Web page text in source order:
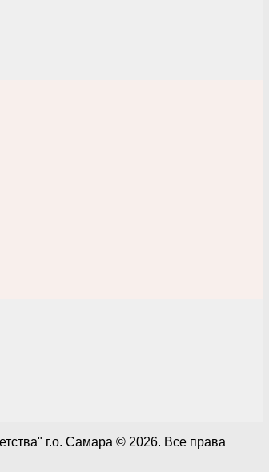
г.о. Самара © 2026. Все права